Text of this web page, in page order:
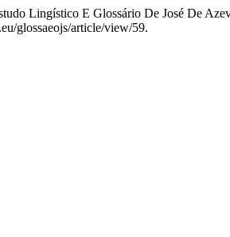
Lingístico E Glossário De José De
glossaeojs/article/view/59.